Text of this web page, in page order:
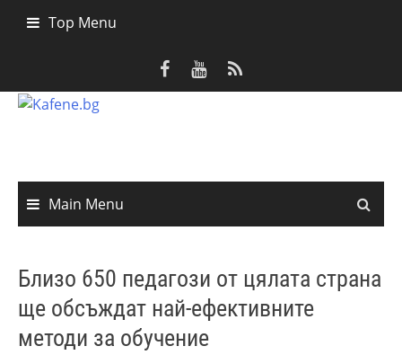
Top Menu
Main Menu
Близо 650 педагози от цялата страна
ще обсъждат най-ефективните
методи за обучение